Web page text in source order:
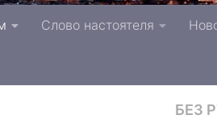
святителя Иоанна
Русской
Слово настоятеля
БЕЗ